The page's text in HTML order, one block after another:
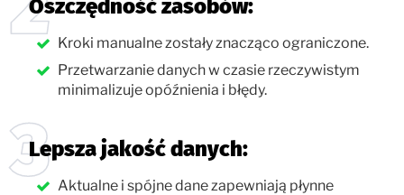
Oszczędność zasobów:
Kroki manualne zostały znacząco ograniczone.
Przetwarzanie danych w czasie rzeczywistym
minimalizuje opóźnienia i błędy.
Lepsza jakość danych:
Aktualne i spójne dane zapewniają płynne